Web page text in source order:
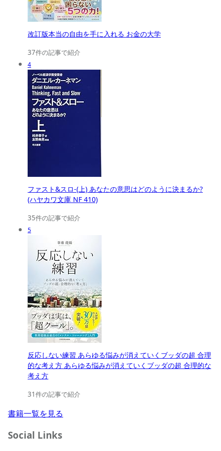
改訂版本当の自由を手に入れる お金の大学
37件の記事で紹介
4
ファスト&スロ-(上) あなたの意思はどのように決まるか?
(ハヤカワ文庫 NF 410)
35件の記事で紹介
5
反応しない練習 あらゆる悩みが消えていくブッダの超 合理
的な考え方 あらゆる悩みが消えていくブッダの超 合理的な
考え方
31件の記事で紹介
書籍一覧を見る
Social Links